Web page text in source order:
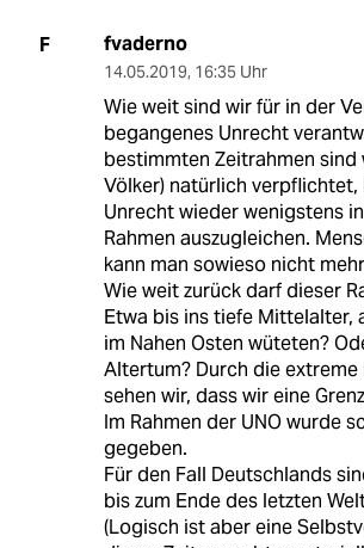
F fvaderno
14.05.2019, 16:35 Uhr
Wie weit sind wir für in der
begangenes Unrecht
bestimmten Zeitrahmen sind
Völker) natürlich verpflichtet,
Unrecht wieder wenigstens
Rahmen auszugleichen.
kann man sowieso nicht
Wie weit zurück darf dieser
Etwa bis ins tiefe Mittelalter,
im Nahen Osten wüteten?
Altertum? Durch die
sehen wir, dass wir eine
Im Rahmen der UNO wurde
gegeben.
Für den Fall Deutschlands
bis zum Ende des letzten
(Logisch ist aber eine